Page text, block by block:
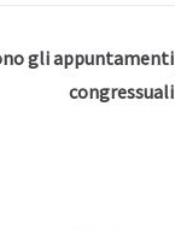
gli appuntamenti
congressuali